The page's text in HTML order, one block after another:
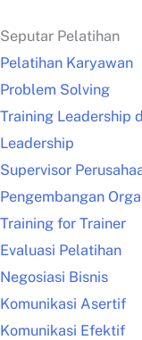
Seputar Pelatihan
Pelatihan Karyawan
Problem Solving
Training Leadership
Leadership
Supervisor
Pengembangan
Training for Trainer
Evaluasi Pelatihan
Negosiasi Bisnis
Komunikasi Asertif
Komunikasi Efektif